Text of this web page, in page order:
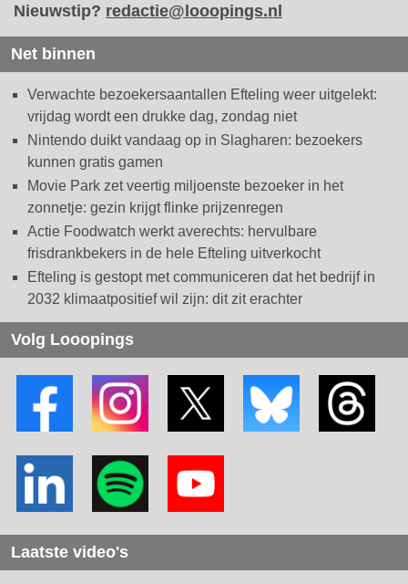
Nieuwstip? redactie@looopings.nl
Net binnen
Verwachte bezoekersaantallen Efteling weer uitgelekt:
vrijdag wordt een drukke dag, zondag niet
Nintendo duikt vandaag op in Slagharen: bezoekers
kunnen gratis gamen
Movie Park zet veertig miljoenste bezoeker in het
zonnetje: gezin krijgt flinke prijzenregen
Actie Foodwatch werkt averechts: hervulbare
frisdrankbekers in de hele Efteling uitverkocht
Efteling is gestopt met communiceren dat het bedrijf in
2032 klimaatpositief wil zijn: dit zit erachter
Volg Looopings
Laatste video's